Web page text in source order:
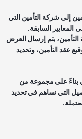
إلى شركة التأمين التي
السابقة.
يتم إرسال العرض
عقد التأمين، وتحديد
بناءً على مجموعة من
التي تساهم في تحديد